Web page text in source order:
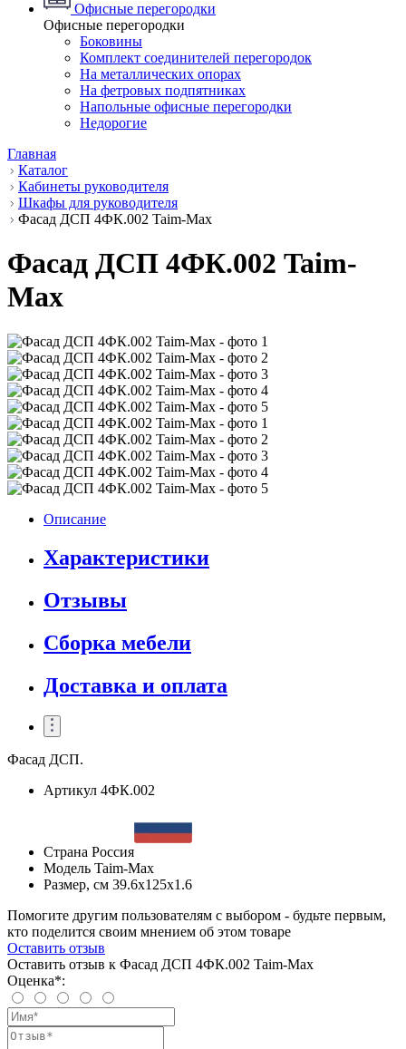
Офисные перегородки
Офисные перегородки
Боковины
Комплект соединителей перегородок
На металлических опорах
На фетровых подпятниках
Напольные офисные перегородки
Недорогие
Главная
Каталог
Кабинеты руководителя
Шкафы для руководителя
Фасад ДСП 4ФК.002 Taim-Max
Фасад ДСП 4ФК.002 Taim-
Max
Описание
Характеристики
Отзывы
Сборка мебели
Доставка и оплата
Фасад ДСП.
Артикул 4ФК.002
Страна Россия
Модель Taim-Max
Размер, см 39.6x125x1.6
Помогите другим пользователям с выбором - будьте первым,
кто поделится своим мнением об этом товаре
Оставить отзыв
Оставить отзыв к Фасад ДСП 4ФК.002 Taim-Max
Оценка*: